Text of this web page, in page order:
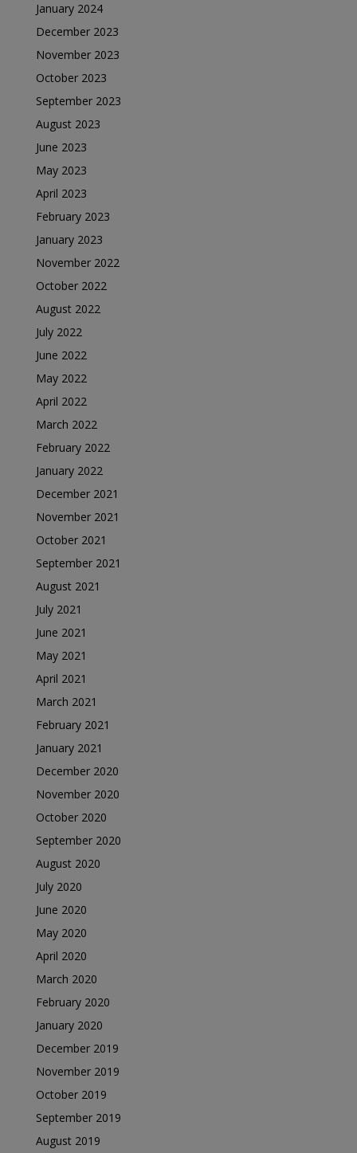
January 2024
December 2023
November 2023
October 2023
September 2023
August 2023
June 2023
May 2023
April 2023
February 2023
January 2023
November 2022
October 2022
August 2022
July 2022
June 2022
May 2022
April 2022
March 2022
February 2022
January 2022
December 2021
November 2021
October 2021
September 2021
August 2021
July 2021
June 2021
May 2021
April 2021
March 2021
February 2021
January 2021
December 2020
November 2020
October 2020
September 2020
August 2020
July 2020
June 2020
May 2020
April 2020
March 2020
February 2020
January 2020
December 2019
November 2019
October 2019
September 2019
August 2019